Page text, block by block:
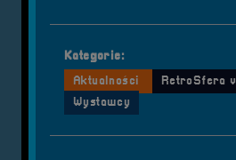
Kategorie:
Aktualności
RetroSfera
Wystawcy